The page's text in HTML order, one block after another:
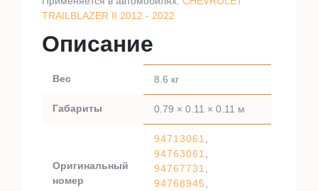
TRAILBLAZER II 2012 - 2022
Описание
Вес 8.6 кг
Габариты 0.79 × 0.11 × 0.11 м
Оригинальный
номер
94713061
94763061
94767731
94768945